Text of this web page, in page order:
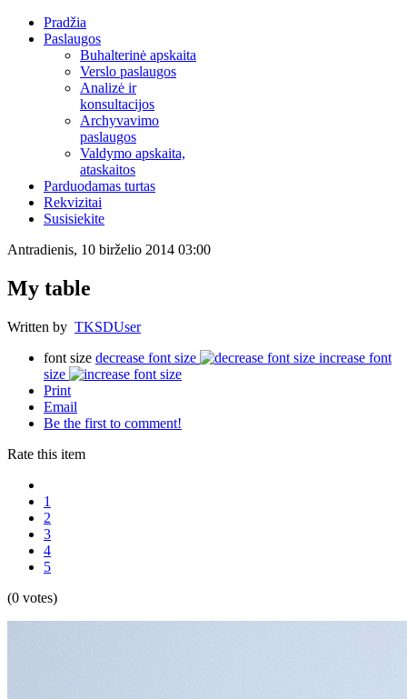
Pradžia
Paslaugos
Buhalterinė apskaita
Verslo paslaugos
Analizė ir
konsultacijos
Archyvavimo
paslaugos
Valdymo apskaita,
ataskaitos
Parduodamas turtas
Rekvizitai
Susisiekite
Antradienis, 10 birželio 2014 03:00
My table
Written by TKSDUser
font size decrease font size
increase font
size
Print
Email
Be the first to comment!
Rate this item
1
2
3
4
5
(0 votes)